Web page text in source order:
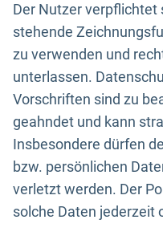
Der Nutzer verpflichtet
stehende
zu verwenden und
unterlassen.
Vorschriften sind zu
geahndet und kann
Insbesondere dürfen
bzw. persönlichen
verletzt werden. Der
solche Daten jederzeit